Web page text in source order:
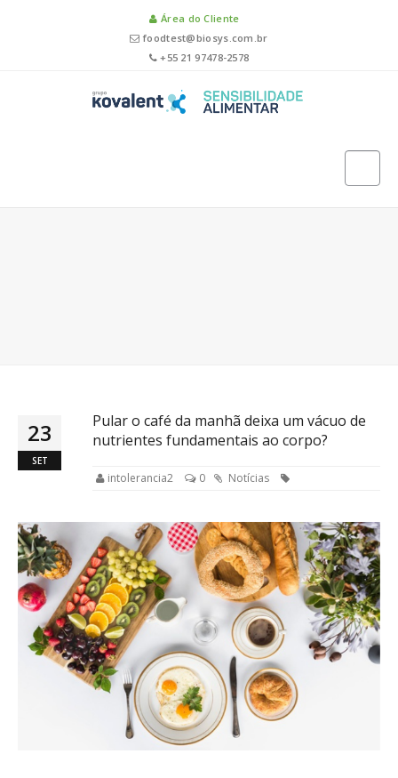
Área do Cliente
foodtest@biosys.com.br
+55 21 97478-2578
23
SET
Pular o café da manhã deixa um vácuo de
nutrientes fundamentais ao corpo?
intolerancia2 0 Notícias